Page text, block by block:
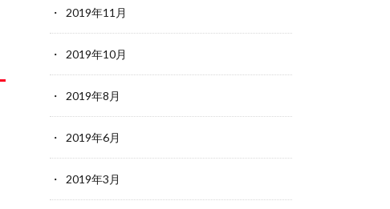
2019年11月
2019年10月
2019年8月
2019年6月
2019年3月